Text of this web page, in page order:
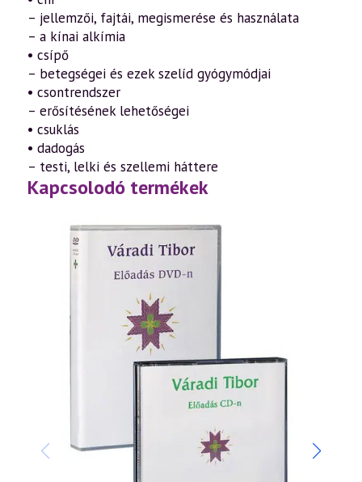
– jellemzői, fajtái, megismerése és használata
– a kínai alkímia
• csípő
– betegségei és ezek szelíd gyógymódjai
• csontrendszer
– erősítésének lehetőségei
• csuklás
• dadogás
– testi, lelki és szellemi háttere
Kapcsolodó termékek